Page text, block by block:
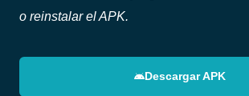
o reinstalar el APK.
Descargar APK